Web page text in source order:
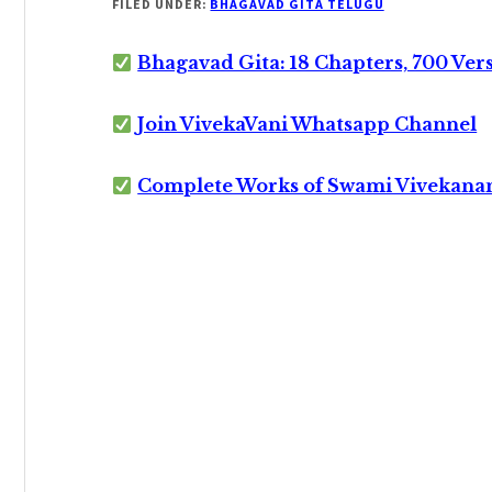
FILED UNDER: BHAGAVAD GITA TELUGU
Bhagavad Gita: 18 Chapters, 700
Join VivekaVani Whatsapp Channel
Complete Works of Swami